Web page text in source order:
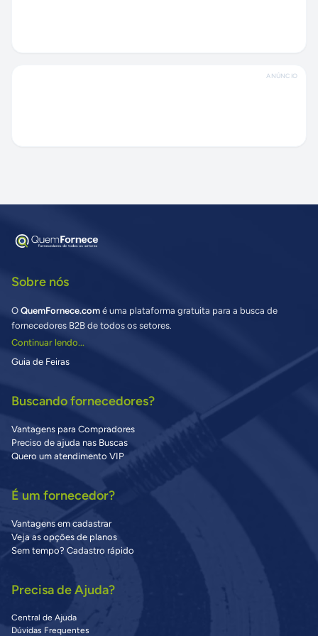
ANÚNCIO
Sobre nós
O QuemFornece.com é uma plataforma gratuita para a busca de
fornecedores B2B de todos os setores.
Continuar lendo...
Guia de Feiras
Buscando fornecedores?
Vantagens para Compradores
Preciso de ajuda nas Buscas
Quero um atendimento VIP
É um fornecedor?
Vantagens em cadastrar
Veja as opções de planos
Sem tempo? Cadastro rápido
Precisa de Ajuda?
Central de Ajuda
Dúvidas Frequentes